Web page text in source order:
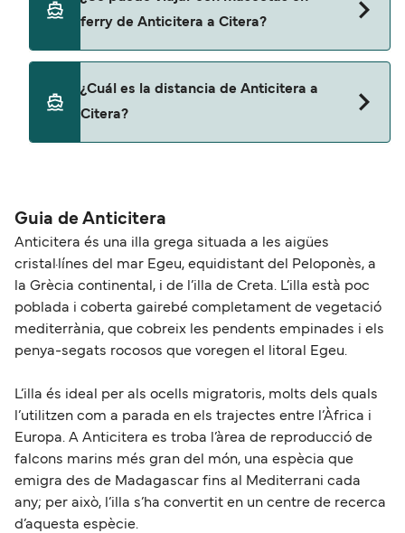
Citera con
ferry de Anticitera a Citera?
¿Cuál es la distancia de Anticitera a
Citera?
Guia de Anticitera
Anticitera és una illa grega situada a les aigües
cristal·línes del mar Egeu, equidistant del Peloponès, a
la Grècia continental, i de l’illa de Creta. L’illa està poc
poblada i coberta gairebé completament de vegetació
mediterrània, que cobreix les pendents empinades i els
penya-segats rocosos que voregen el litoral Egeu.
L’illa és ideal per als ocells migratoris, molts dels quals
l’utilitzen com a parada en els trajectes entre l’Àfrica i
Europa. A Anticitera es troba l’àrea de reproducció de
falcons marins més gran del món, una espècia que
emigra des de Madagascar fins al Mediterrani cada
any; per això, l’illa s’ha convertit en un centre de recerca
d’aquesta espècie.